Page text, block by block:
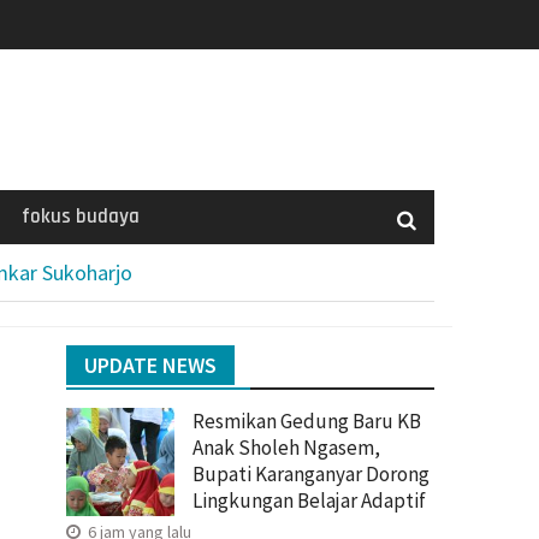
fokus budaya
Sukoharjo
UPDATE NEWS
Resmikan Gedung Baru KB
Anak Sholeh Ngasem,
Bupati Karanganyar Dorong
Lingkungan Belajar Adaptif
6 jam yang lalu